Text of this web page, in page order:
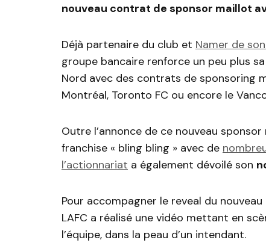
nouveau contrat de sponsor maillot
Déjà partenaire du club et Namer de
groupe bancaire renforce un peu plus
Nord avec des contrats de sponsoring
Montréal, Toronto FC ou encore le
Outre l’annonce de ce nouveau
franchise « bling bling » avec de
l’actionnariat a également dévoilé son
Pour accompagner le reveal du
LAFC a réalisé une vidéo mettant en
l’équipe, dans la peau d’un intendant.